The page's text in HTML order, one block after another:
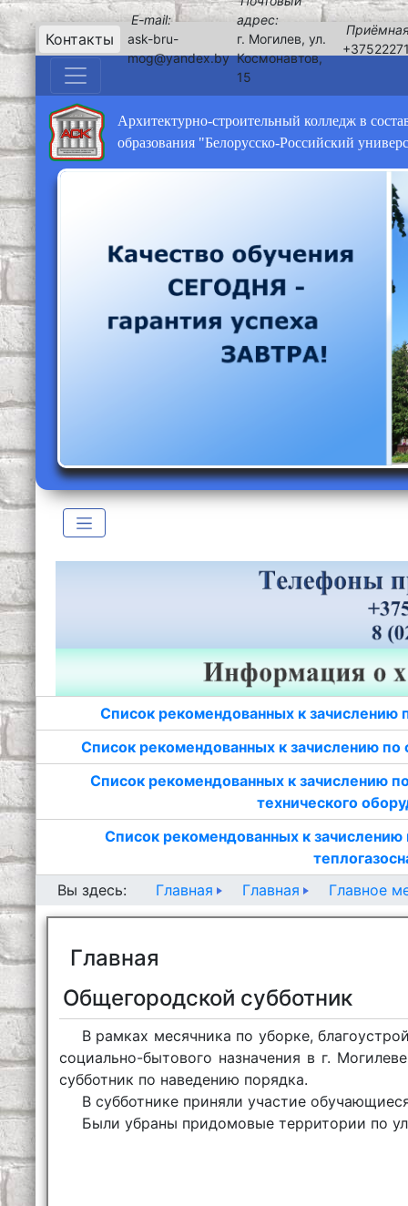
Контакты
E-mail:
ask-bru-
mog@yandex.by
адрес:
г. Могилев, ул.
Космонавтов,
15
Архитектурно-строительный колледж в
образования "Белорусско-Российский
Список рекомендованных к зачислению
Список рекомендованных к зачислению
Список рекомендованных к зачислению
технического
Список рекомендованных к
Вы здесь:
Главная Главная Главное
Главная
Общегородской субботник
В рамках месячника по уборке,
социально-бытового назначения в г.
субботник по наведению порядка.
В субботнике приняли участие
Были убраны придомовые территории по